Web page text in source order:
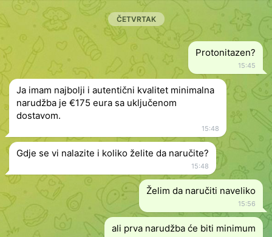
ČETVRTAK
Protonitazen?
15:45
Ja imam najbolji i autentični kvalitet minimalna
narudžba je €175 eura sa uključenom
dostavom.
15:48
Gdje se vi nalazite i koliko želite da naručite?
15:48
Želim da naručiti naveliko
15:56
ali prva narudžba će biti minimum